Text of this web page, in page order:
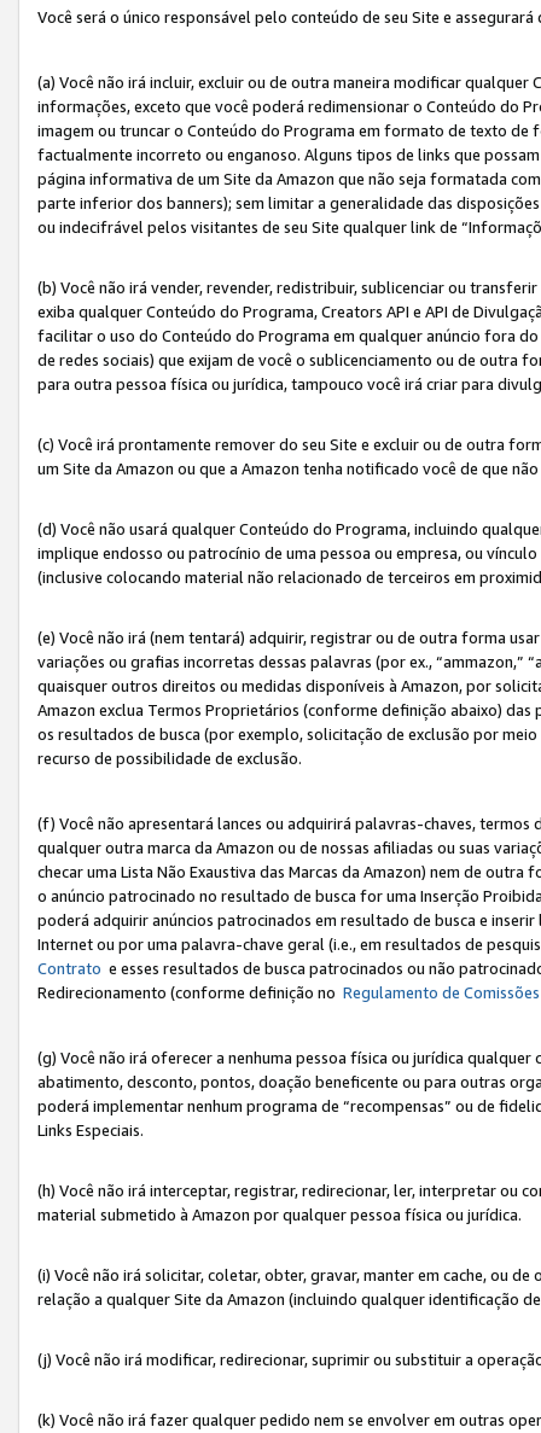
Você será o único responsável pelo conteúdo de seu Site e assegurará
(a) Você não irá incluir, excluir ou de outra maneira modificar
informações, exceto que você poderá redimensionar o Conteúdo do
imagem ou truncar o Conteúdo do Programa em formato de texto
factualmente incorreto ou enganoso. Alguns tipos de links que
página informativa de um Site da Amazon que não seja formatada
parte inferior dos banners); sem limitar a generalidade das
ou indecifrável pelos visitantes de seu Site qualquer link de
(b) Você não irá vender, revender, redistribuir, sublicenciar ou
exiba qualquer Conteúdo do Programa, Creators API e API de
facilitar o uso do Conteúdo do Programa em qualquer anúncio fora
de redes sociais) que exijam de você o sublicenciamento ou de outra
para outra pessoa física ou jurídica, tampouco você irá criar para
(c) Você irá prontamente remover do seu Site e excluir ou de outra
um Site da Amazon ou que a Amazon tenha notificado você de que
(d) Você não usará qualquer Conteúdo do Programa, incluindo
implique endosso ou patrocínio de uma pessoa ou empresa, ou
(inclusive colocando material não relacionado de terceiros em
(e) Você não irá (nem tentará) adquirir, registrar ou de outra forma
variações ou grafias incorretas dessas palavras (por ex., “ammazon,”
quaisquer outros direitos ou medidas disponíveis à Amazon, por
Amazon exclua Termos Proprietários (conforme definição abaixo)
os resultados de busca (por exemplo, solicitação de exclusão por
recurso de possibilidade de exclusão.
(f) Você não apresentará lances ou adquirirá palavras-chaves,
qualquer outra marca da Amazon ou de nossas afiliadas ou suas
checar uma Lista Não Exaustiva das Marcas da Amazon) nem de
o anúncio patrocinado no resultado de busca for uma Inserção
poderá adquirir anúncios patrocinados em resultado de busca e
Internet ou por uma palavra-chave geral (i.e., em resultados de
Contrato e esses resultados de busca patrocinados ou não
Redirecionamento (conforme definição no Regulamento de Comissões
(g) Você não irá oferecer a nenhuma pessoa física ou jurídica
abatimento, desconto, pontos, doação beneficente ou para outras
poderá implementar nenhum programa de “recompensas” ou de
Links Especiais.
(h) Você não irá interceptar, registrar, redirecionar, ler, interpretar
material submetido à Amazon por qualquer pessoa física ou jurídica.
(i) Você não irá solicitar, coletar, obter, gravar, manter em cache, ou
relação a qualquer Site da Amazon (incluindo qualquer identificação
(j) Você não irá modificar, redirecionar, suprimir ou substituir a
(k) Você não irá fazer qualquer pedido nem se envolver em outras